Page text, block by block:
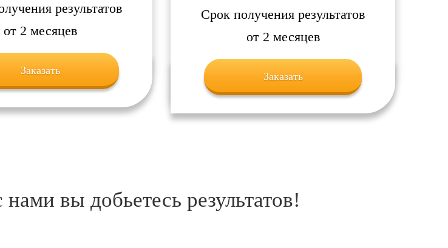
результатов
от 2 месяцев
Заказать
Срок получения результатов
от 2 месяцев
Заказать
вы добьетесь результатов!